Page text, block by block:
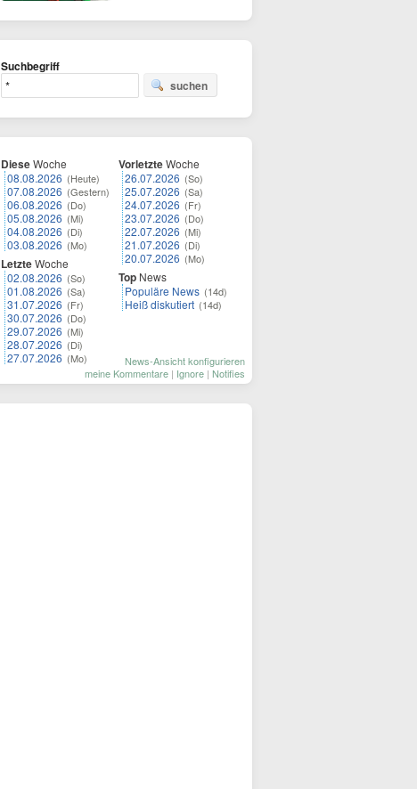
Suchbegriff
suchen
DieseWoche
08.08.2026 (Heute)
07.08.2026 (Gestern)
06.08.2026 (Do)
05.08.2026 (Mi)
04.08.2026 (Di)
03.08.2026 (Mo)
LetzteWoche
02.08.2026 (So)
01.08.2026 (Sa)
31.07.2026 (Fr)
30.07.2026 (Do)
29.07.2026 (Mi)
28.07.2026 (Di)
27.07.2026 (Mo)
VorletzteWoche
26.07.2026 (So)
25.07.2026 (Sa)
24.07.2026 (Fr)
23.07.2026 (Do)
22.07.2026 (Mi)
21.07.2026 (Di)
20.07.2026 (Mo)
Top News
Populäre News (14d)
Heiß diskutiert (14d)
News-Ansicht konfigurieren
meine Kommentare | Ignore | Notifies